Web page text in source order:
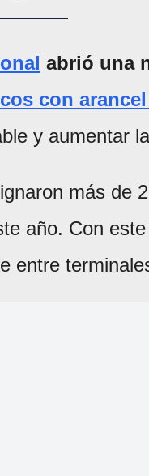
abrió una
con
y aumentar
más de
año. Con
entre